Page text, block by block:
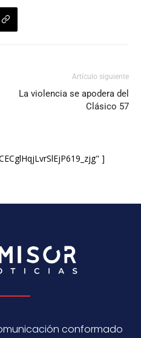
Artículo siguiente
La violencia se apodera del
Clásico 57
]
conformado